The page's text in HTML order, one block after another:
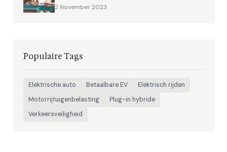
2 November 2023
Populaire Tags
Elektrische auto Betaalbare EV
Elektrisch rijden
Motorrijtuigenbelasting
Plug-in hybride
Verkeersveiligheid